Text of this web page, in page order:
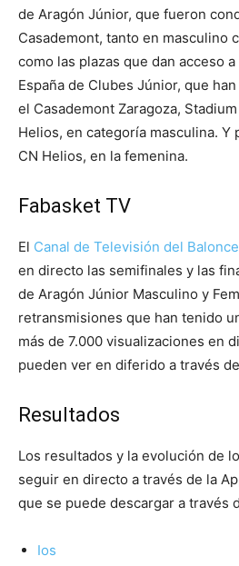
de Aragón Júnior, que fueron
Casademont, tanto en masculino
como las plazas que dan acceso
España de Clubes Júnior, que
el Casademont Zaragoza,
Helios, en categoría masculina. Y
CN Helios, en la femenina.
Fabasket TV
El Canal de Televisión del
en directo las semifinales y las
de Aragón Júnior Masculino y
retransmisiones que han tenido
más de 7.000 visualizaciones en
pueden ver en diferido a través
Resultados
Los resultados y la evolución de
seguir en directo a través de la
que se puede descargar a través
Ios